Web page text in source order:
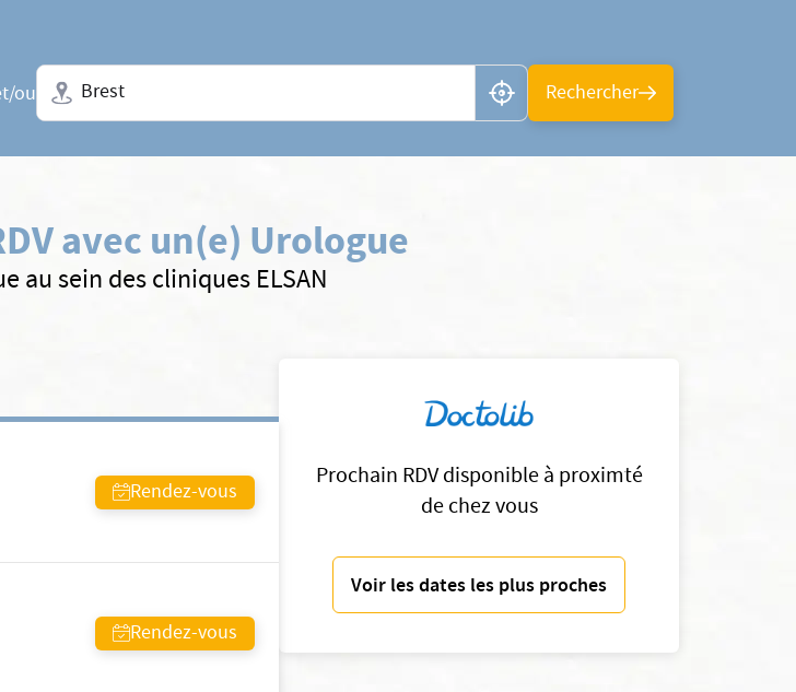
ou
Ville + N° de département, région ou CP
Rechercher
avec un(e) Urologue
au sein des cliniques ELSAN
Prochain RDV disponible à proximté
de chez vous
Voir les dates les plus proches
Rendez-vous
Rendez-vous